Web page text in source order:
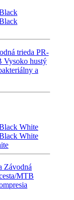
trieda PR-
Vysoko hustý
a
Závodná
MTB